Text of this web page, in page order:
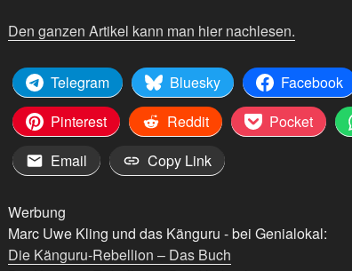
Den ganzen Artikel kann man hier nachlesen.
Telegram Bluesky Facebook
Pinterest
Reddit Pocket
Email
Copy Link
Werbung
Marc Uwe Kling und das Känguru - bei Genialokal:
Die Känguru-Rebellion – Das Buch